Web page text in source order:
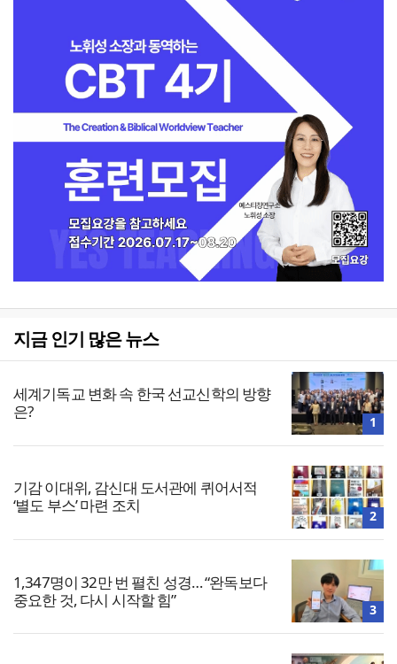
지금 인기 많은 뉴스
세계기독교 변화 속 한국 선교신학의 방향
은?
1
기감 이대위, 감신대 도서관에 퀴어서적
‘별도 부스’ 마련 조치
2
1,347명이 32만 번 펼친 성경… “완독보다
중요한 것, 다시 시작할 힘”
3